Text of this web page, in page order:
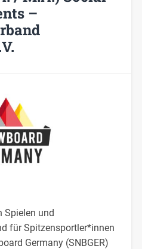
–
Spielen und
für Spitzensportler*innen
Germany (SNBGER)